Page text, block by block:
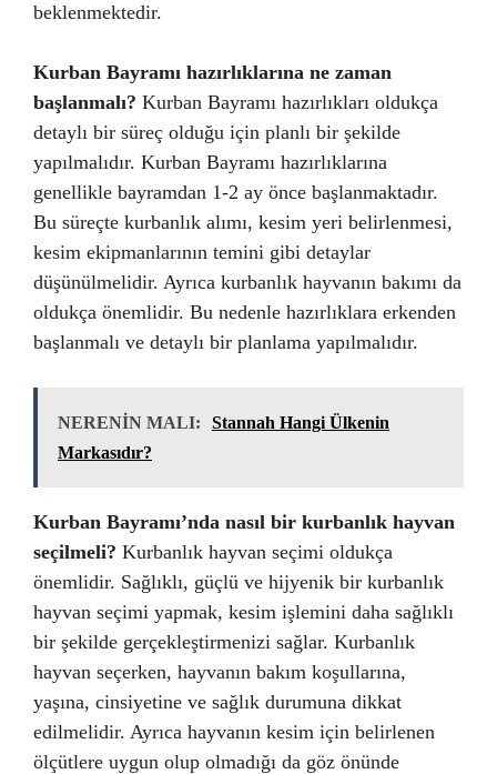
beklenmektedir.
Kurban Bayramı hazırlıklarına ne zaman
başlanmalı? Kurban Bayramı hazırlıkları oldukça
detaylı bir süreç olduğu için planlı bir şekilde
yapılmalıdır. Kurban Bayramı hazırlıklarına
genellikle bayramdan 1-2 ay önce başlanmaktadır.
Bu süreçte kurbanlık alımı, kesim yeri belirlenmesi,
kesim ekipmanlarının temini gibi detaylar
düşünülmelidir. Ayrıca kurbanlık hayvanın bakımı da
oldukça önemlidir. Bu nedenle hazırlıklara erkenden
başlanmalı ve detaylı bir planlama yapılmalıdır.
NERENİN MALI:
Stannah Hangi Ülkenin
Markasıdır?
Kurban Bayramı’nda nasıl bir kurbanlık hayvan
seçilmeli? Kurbanlık hayvan seçimi oldukça
önemlidir. Sağlıklı, güçlü ve hijyenik bir kurbanlık
hayvan seçimi yapmak, kesim işlemini daha sağlıklı
bir şekilde gerçekleştirmenizi sağlar. Kurbanlık
hayvan seçerken, hayvanın bakım koşullarına,
yaşına, cinsiyetine ve sağlık durumuna dikkat
edilmelidir. Ayrıca hayvanın kesim için belirlenen
ölçütlere uygun olup olmadığı da göz önünde